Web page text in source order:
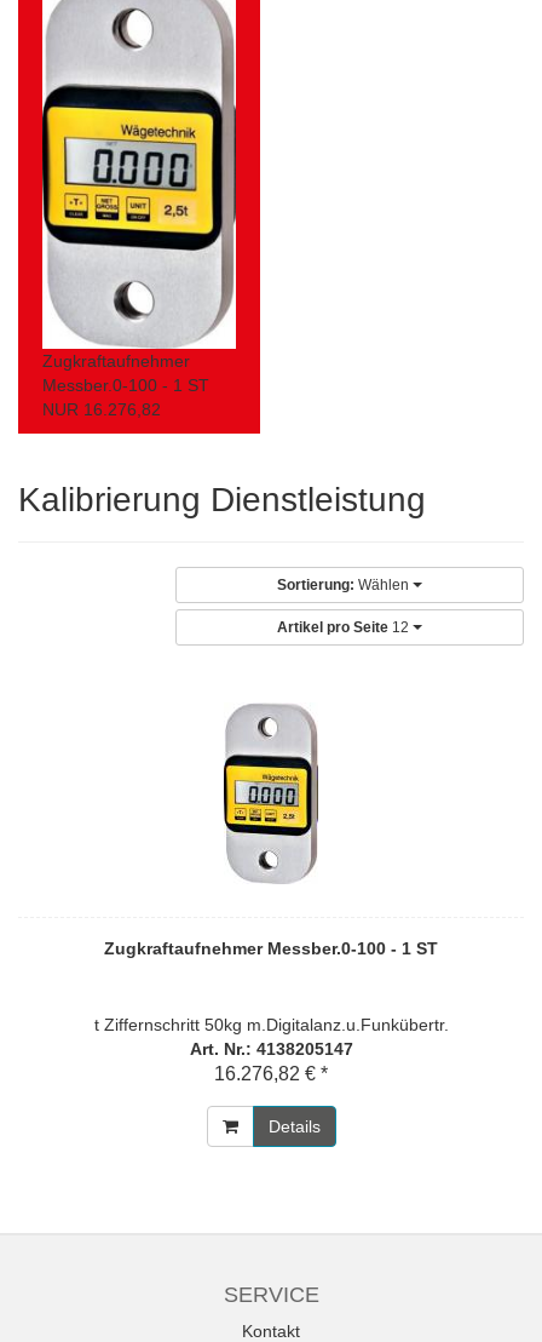
Zugkraftaufnehmer
Messber.0-100 - 1 ST
NUR 16.276,82
Kalibrierung Dienstleistung
Sortierung: Wählen
Artikel pro Seite 12
Zugkraftaufnehmer Messber.0-100 - 1 ST
t Ziffernschritt 50kg m.Digitalanz.u.Funkübertr.
Art. Nr.: 4138205147
16.276,82 € *
Details
SERVICE
Kontakt